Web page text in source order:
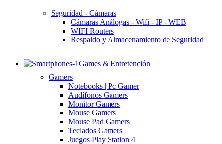
Seguridad - Cámaras
Cámaras Análogas - Wifi - IP - WEB
WIFI Routers
Respaldo y Almacenamiento de Seguridad
Games & Entretención
Gamers
Notebooks | Pc Gamer
Audífonos Gamers
Monitor Gamers
Mouse Gamers
Mouse Pad Gamers
Teclados Gamers
Juegos Play Station 4